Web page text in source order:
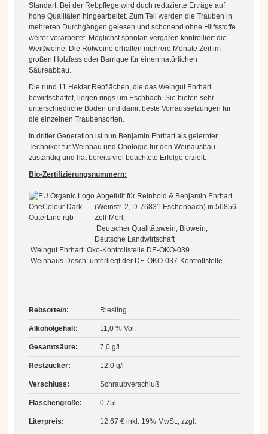
Standart. Bei der Rebpflege wird duch reduzierte Erträge auf
hohe Qualitäten hingearbeitet. Zum Teil werden die Trauben in
mehreren Durchgängen gelesen und schonend ohne Hilfsstoffe
weiter verarbeitet. Möglichst spontan vergären kontrolliert die
Weißweine. Die Rotweine erhalten mehrere Monate Zeit im
großen Holzfass oder Barrique für einen natürlichen
Säureabbau.
Die rund 11 Hektar Rebflächen, die das Weingut Ehrhart
bewirtschaftet, liegen rings um Eschbach. Sie bieten sehr
unterschiedliche Böden und damit beste Vorraussetzungen für
die einzelnen Traubensorten.
In dritter Generation ist nun Benjamin Ehrhart als gelernter
Techniker für Weinbau und Önologie für den Weinausbau
zuständig und hat bereits viel beachtete Erfolge erzielt.
Bio-Zertifizierungsnummern:
Abgefüllt für Reinhold & Benjamin Ehrhart
(Weinstr. 2, D-76831 Eschenbach) in 56856
Zell-Merl,
Deutscher Qualitätswein, Biowein,
Deutsche Landwirtschaft
Weingut Ehrhart: Öko-Kontrollstelle DE-ÖKO-039
Weinhaus Dosch: unterliegt der DE-ÖKO-037-Kontrollstelle
Rebsorte/n: Riesling
Alkoholgehalt: 11,0 % Vol.
Gesamtsäure: 7,0 g/l
Restzucker: 12,0 g/l
Verschluss: Schraubverschluß
Flaschengröße: 0,75l
Literpreis: 12,67 € inkl. 19% MwSt., zzgl.